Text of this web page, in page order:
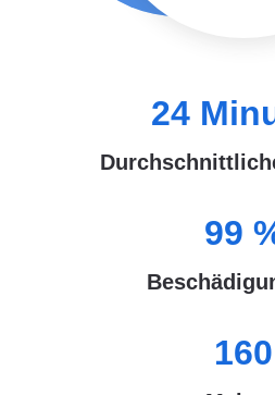
24
99
160